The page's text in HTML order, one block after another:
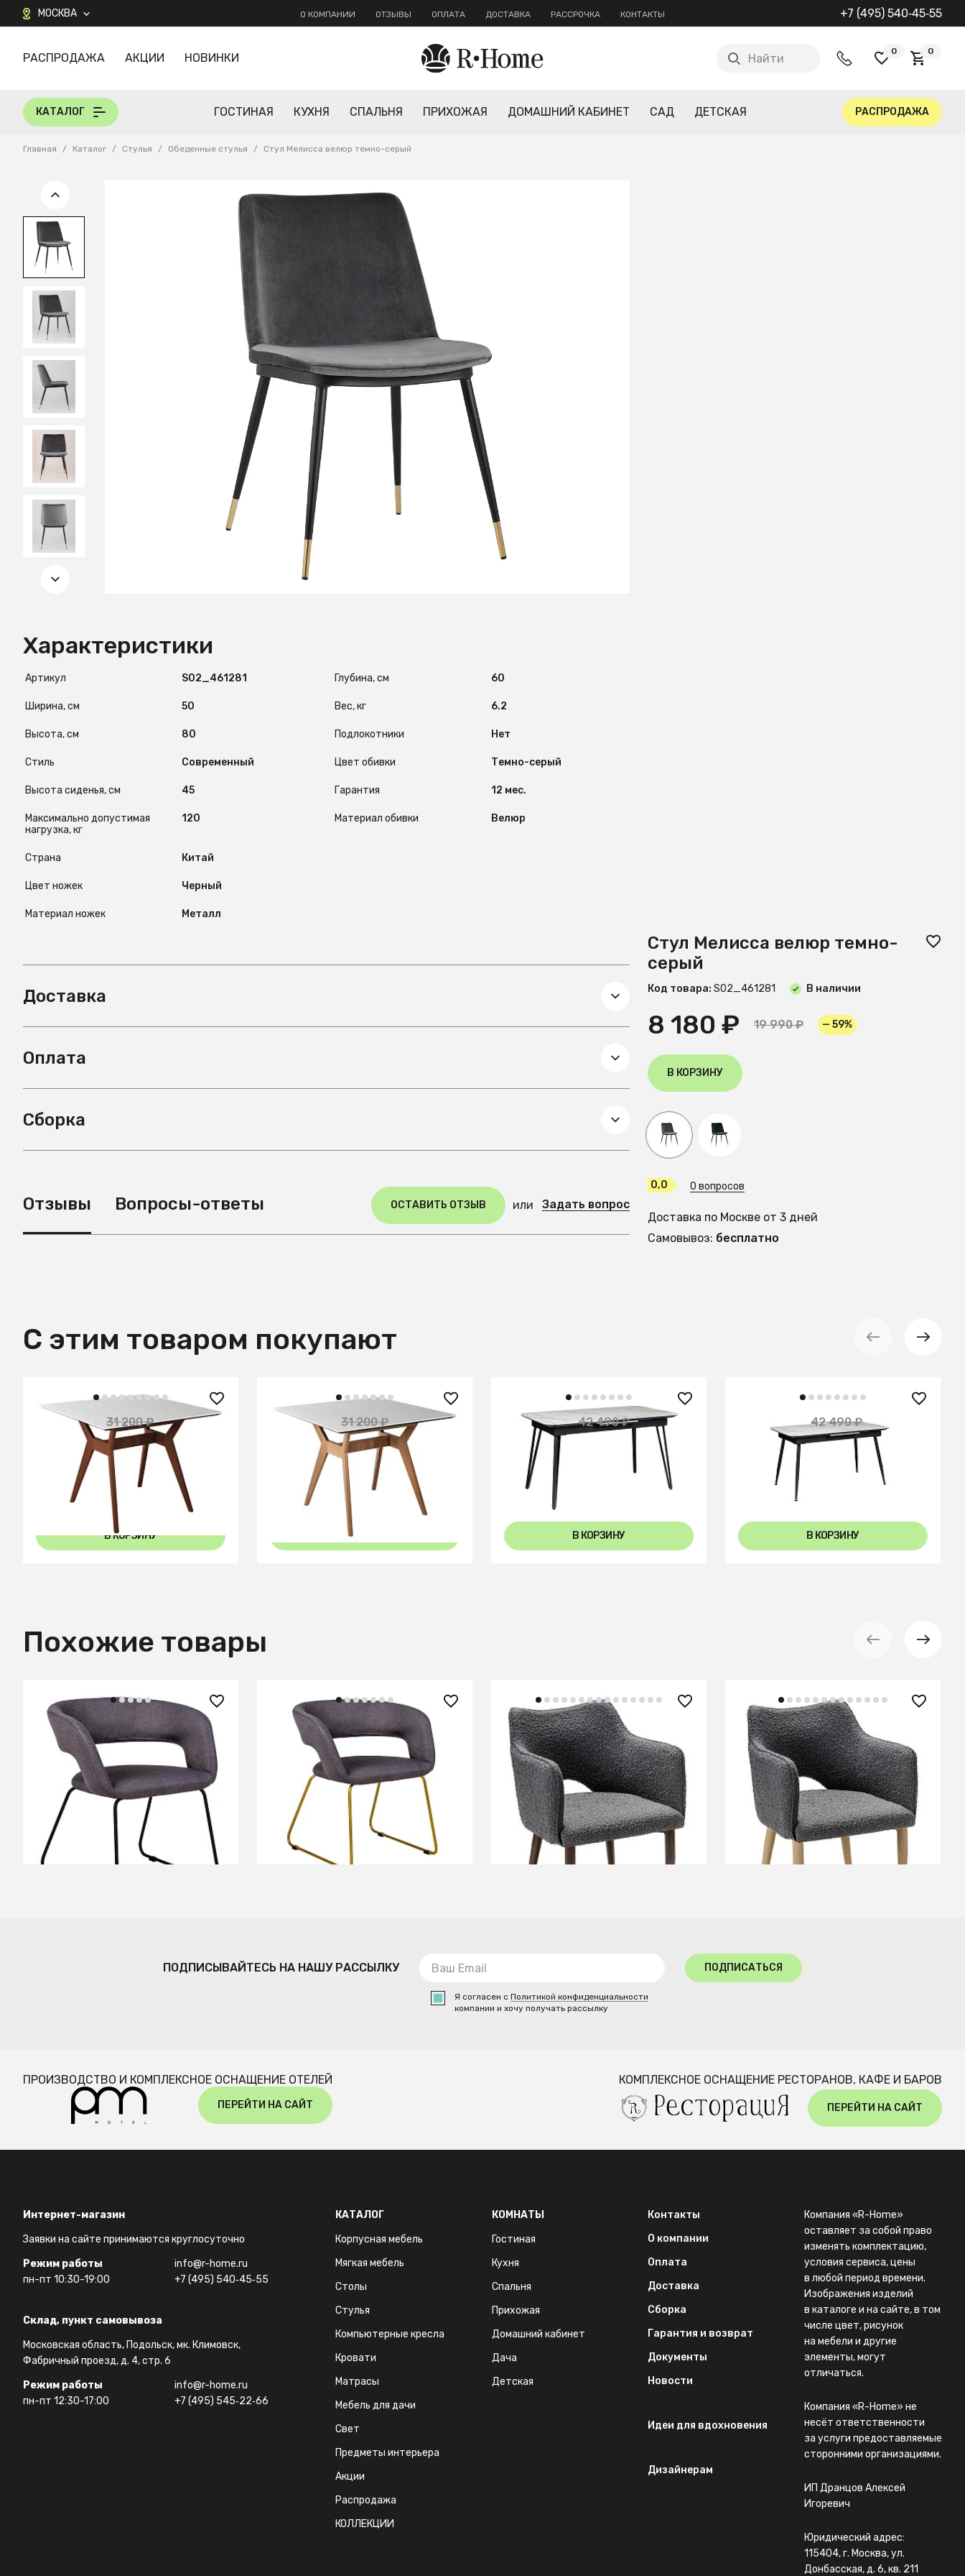
МОСКВА О КОМПАНИИ ОТЗЫВЫ ОПЛАТА ДОСТАВКА РАССРОЧКА КОНТАКТЫ +7 (495) 540‑45‑55
КАТАЛОГ
РАСПРОДАЖА АКЦИИ НОВИНКИ Найти
0 0
КАТАЛОГ ГОСТИНАЯ КУХНЯ СПАЛЬНЯ ПРИХОЖАЯ ДОМАШНИЙ КАБИНЕТ САД ДЕТСКАЯ РАСПРОДАЖА
Главная / Каталог / Стулья / Обеденные стулья / Стул Мелисса велюр темно-серый
Характеристики
Артикул S02_461281
Ширина, см 50
Высота, см 80
Стиль Современный
Высота сиденья, см 45
Максимально допустимая
нагрузка, кг
120
Страна Китай
Цвет ножек Черный
Материал ножек Металл
Глубина, см 60
Вес, кг 6.2
Подлокотники Нет
Цвет обивки Темно-серый
Гарантия 12 мес.
Материал обивки Велюр
Доставка
Оплата
Сборка
Отзывы Вопросы-ответы ОСТАВИТЬ ОТЗЫВ или Задать вопрос
Стул Мелисса велюр темно-
серый
Код товара: S02_461281 В наличии
8 180 ₽ 19 990 ₽ — 59%
В КОРЗИНУ
0,0 0 вопросов
Доставка по Москве от 3 дней
Самовывоз: бесплатно
С этим товаром покупают
13 050 ₽ 31 200 ₽ — 58%
Стол Нарвик 960*960 мрамор
Бьянко Темный орех
В КОРЗИНУ
12 600 ₽ 31 200 ₽ — 60%
Стол Нарвик квадратный
960*960 Мрамор Бьянко
В КОРЗИНУ
26 200 ₽ 42 490 ₽ — 38%
Стол Диего раздвиж. 120-150
Керамогранит Светлый Мрамор
В КОРЗИНУ
27 750 ₽ 42 490 ₽
Стол Месси раздвиж. 140-180
Керамогранит Светлый Мрамор
В КОРЗИНУ
Похожие товары
14 860 ₽
Кресло Hugs Тм.Сер/Link
+2
В КОРЗИНУ
14 860 ₽
Кресло Hugs Тм.Сер/Link Золото
В КОРЗИНУ
23 750 ₽
Стул Ralf Vent темно-серый/
т.орех
В КОРЗИНУ
23 750 ₽
Стул Ralf Vent темно-серый/
нат.дуб
В КОРЗИНУ
ПОДПИСЫВАЙТЕСЬ НА НАШУ РАССЫЛКУ
Я согласен с Политикой конфиденциальности
компании и хочу получать рассылку
ПОДПИСАТЬСЯ
ПРОИЗВОДСТВО И КОМПЛЕКСНОЕ ОСНАЩЕНИЕ ОТЕЛЕЙ
ПЕРЕЙТИ НА САЙТ
КОМПЛЕКСНОЕ ОСНАЩЕНИЕ РЕСТОРАНОВ, КАФЕ И БАРОВ
ПЕРЕЙТИ НА САЙТ
Интернет-магазин
Заявки на сайте принимаются круглосуточно
Режим работы
пн-пт 10:30-19:00
info@r-home.ru
+7 (495) 540‑45‑55
Склад, пункт самовывоза
Московская область, Подольск, мк. Климовск,
Фабричный проезд, д. 4, стр. 6
Режим работы
пн-пт 12:30-17:00
info@r-home.ru
+7 (495) 545‑22‑66
КАТАЛОГ
Корпусная мебель
Мягкая мебель
Столы
Стулья
Компьютерные кресла
Кровати
Матрасы
Мебель для дачи
Свет
Предметы интерьера
Акции
Распродажа
КОЛЛЕКЦИИ
КОМНАТЫ
Гостиная
Кухня
Спальня
Прихожая
Домашний кабинет
Дача
Детская
Контакты
О компании
Оплата
Доставка
Сборка
Гарантия и возврат
Документы
Новости
Идеи для вдохновения
Дизайнерам
Компания «R-Home»
оставляет за собой право
изменять комплектацию,
условия сервиса, цены
в любой период времени.
Изображения изделий
в каталоге и на сайте, в том
числе цвет, рисунок
на мебели и другие
элементы, могут
отличаться.
Компания «R-Home» не
несёт ответственности
за услуги предоставляемые
сторонними организациями.
ИП Дранцов Алексей
Игоревич
Юридический адрес:
115404, г. Москва, ул.
Донбасская, д. 6, кв. 211